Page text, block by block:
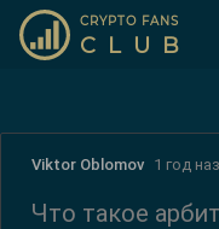
CRYPTO FANS
CLUB
Viktor Oblomov 1 год
Что такое